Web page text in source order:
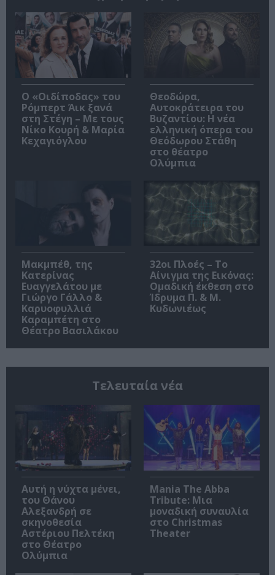
O «Οιδίποδας» του
Ρόμπερτ Άικ ξανά
στη Στέγη – Με τους
Νίκο Κουρή & Μαρία
Κεχαγιόγλου
Θεοδώρα,
Αυτοκράτειρα του
Βυζαντίου: Η νέα
ελληνική όπερα του
Θεόδωρου Στάθη
στο θέατρο
Ολύμπια
Μακμπέθ, της
Κατερίνας
Ευαγγελάτου με
Γιώργο Γάλλο &
Καρυοφυλλιά
Καραμπέτη στο
Θέατρο Βασιλάκου
32οι Πλοές – Το
Αίνιγμα της Εικόνας:
Ομαδική έκθεση στο
Ίδρυμα Π. & Μ.
Κυδωνιέως
Τελευταία νέα
Αυτή η νύχτα μένει,
του Θάνου
Αλεξανδρή σε
σκηνοθεσία
Αστέριου Πελτέκη
στο Θέατρο
Ολύμπια
Mania The Abba
Tribute: Μια
μοναδική συναυλία
στο Christmas
Theater